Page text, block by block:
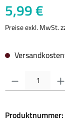
Regulärer Preis:
5,99 €
Preise exkl. MwSt.
Produkt Anzahl:
Produktnummer: